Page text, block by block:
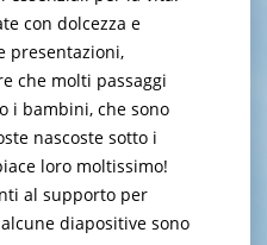
con dolcezza e
presentazioni,
che molti passaggi
i bambini, che sono
nascoste sotto i
loro moltissimo!
al supporto per
diapositive sono